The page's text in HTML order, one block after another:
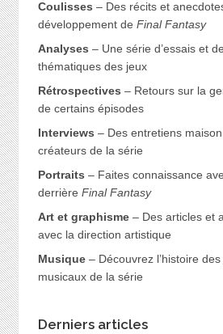
Coulisses – Des récits et
développement de Final Fantasy
Analyses – Une série d’essais et
thématiques des jeux
Rétrospectives – Retours sur la
de certains épisodes
Interviews – Des entretiens
créateurs de la série
Portraits – Faites connaissance
derrière Final Fantasy
Art et graphisme– Des articles et
avec la direction artistique
Musique– Découvrez l’histoire
musicaux de la série
Derniers articles